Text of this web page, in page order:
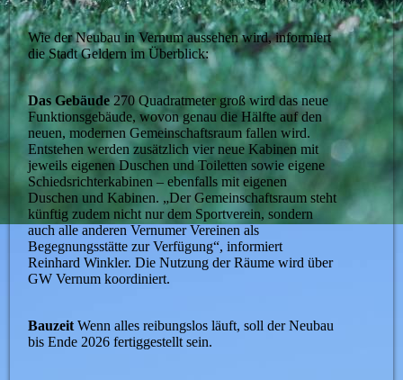
Wie der Neubau in Vernum aussehen wird, informiert
die Stadt Geldern im Überblick:
Das Gebäude270 Quadratmeter groß wird das neue
Funktionsgebäude, wovon genau die Hälfte auf den
neuen, modernen Gemeinschaftsraum fallen wird.
Entstehen werden zusätzlich vier neue Kabinen mit
jeweils eigenen Duschen und Toiletten sowie eigene
Schiedsrichterkabinen – ebenfalls mit eigenen
Duschen und Kabinen. „Der Gemeinschaftsraum steht
künftig zudem nicht nur dem Sportverein, sondern
auch alle anderen Vernumer Vereinen als
Begegnungsstätte zur Verfügung“, informiert
Reinhard Winkler. Die Nutzung der Räume wird über
GW Vernum koordiniert.
Bauzeit Wenn alles reibungslos läuft, soll der Neubau
bis Ende 2026 fertiggestellt sein.